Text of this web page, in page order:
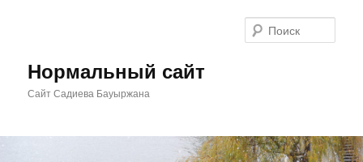
Нормальный сайт
Сайт Садиева Бауыржана